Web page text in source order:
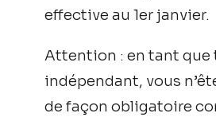
effective au 1er janvier.
Attention : en tant que
indépendant, vous
de façon obligatoire